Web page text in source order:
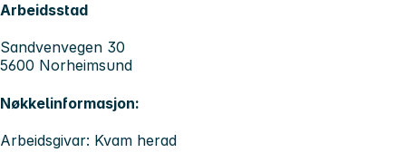
Arbeidsstad
Sandvenvegen 30
5600 Norheimsund
Nøkkelinformasjon:
Arbeidsgivar: Kvam herad